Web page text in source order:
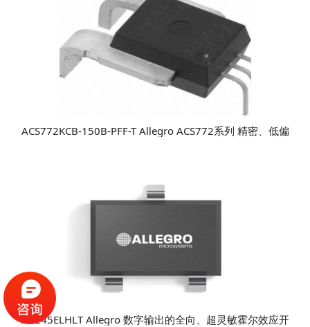
ACS772KCB-150B-PFF-T Allegro ACS772系列 精密、低偏移
A3245ELHLT Allegro 数字输出的全向、超灵敏霍尔效应开关